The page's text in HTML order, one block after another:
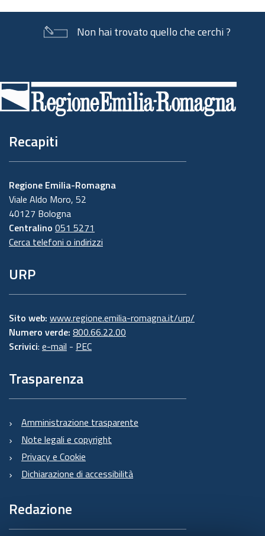
Non hai trovato quello che cerchi ?
di
pagina
Recapiti
Regione Emilia-Romagna
Viale Aldo Moro, 52
40127 Bologna
Centralino 051 5271
Cerca telefoni o indirizzi
URP
Sito web: www.regione.emilia-romagna.it/urp/
Numero verde: 800.66.22.00
Scrivici: e-mail - PEC
Trasparenza
Amministrazione trasparente
Note legali e copyright
Privacy e Cookie
Dichiarazione di accessibilità
Redazione